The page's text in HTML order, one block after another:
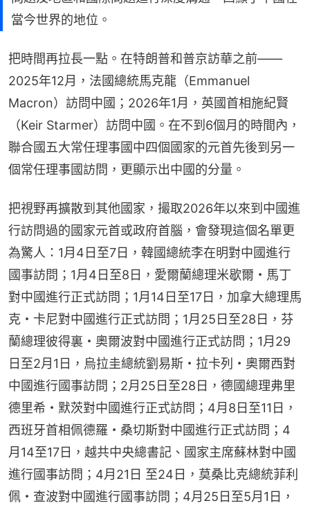
當今世界的地位。
把時間再拉長一點。在特朗普和普京訪華之前——
2025年12月，法國總統馬克龍（Emmanuel
Macron）訪問中國；2026年1月，英國首相施紀賢
（Keir Starmer）訪問中國。在不到6個月的時間內，
聯合國五大常任理事國中四個國家的元首先後到另一
個常任理事國訪問，更顯示出中國的分量。
把視野再擴散到其他國家，撮取2026年以來到中國進
行訪問過的國家元首或政府首腦，會發現這個名單更
為驚人：1月4日至7日，韓國總統李在明對中國進行
國事訪問；1月4日至8日，愛爾蘭總理米歇爾・馬丁
對中國進行正式訪問；1月14日至17日，加拿大總理馬
克・卡尼對中國進行正式訪問；1月25日至28日，芬
蘭總理彼得裏・奧爾波對中國進行正式訪問；1月29
日至2月1日，烏拉圭總統劉易斯・拉卡列・奧爾西對
中國進行國事訪問；2月25日至28日，德國總理弗里
德里希・默茨對中國進行正式訪問；4月8日至11日，
西班牙首相佩德羅・桑切斯對中國進行正式訪問；4
月14至17日，越共中央總書記、國家主席蘇林對中國
進行國事訪問；4月21日 至24日，莫桑比克總統菲利
佩・查波對中國進行國事訪問；4月25日至5月1日，